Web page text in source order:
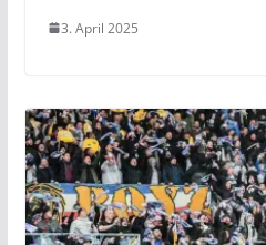
3. April 2025